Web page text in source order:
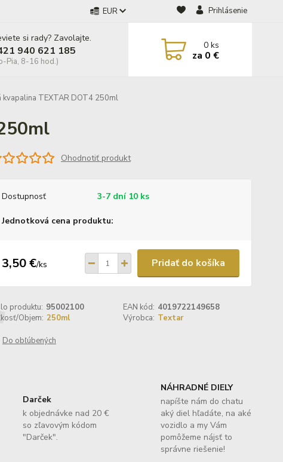
EUR Prihlásenie
si rady? Zavolajte.
940 621 185
Pia, 8-16 hod.)
0ks
za 0 €
kvapalina TEXTAR DOT4 250ml
Ohodnotiť produkt
Dostupnosť 3-7 dní 10 ks
Jednotková cena produktu:
3,50 €/ks Pridať do košíka
produktu: 95002100 EAN kód: 4019722149658
Objem: 250ml Výrobca: Textar
Do obľúbených
Darček
k objednávke nad 20 €
so zľavovým kódom
"Darček".
NÁHRADNÉ DIELY
napíšte nám do chatu
aký diel hľadáte, na aké
vozidlo a my Vám
pomôžeme nájsť to
správne riešenie!